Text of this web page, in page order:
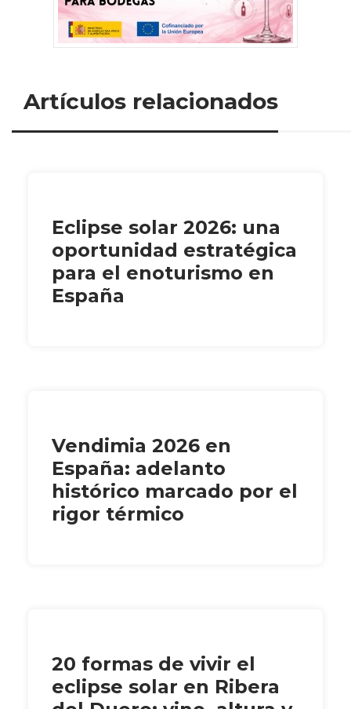
Artículos relacionados
Eclipse solar 2026: una
oportunidad estratégica
para el enoturismo en
España
Vendimia 2026 en
España: adelanto
histórico marcado por el
rigor térmico
20 formas de vivir el
eclipse solar en Ribera